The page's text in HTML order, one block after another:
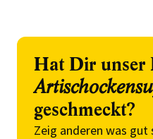
Hat Dir unser
geschmeckt?
Zeig anderen was